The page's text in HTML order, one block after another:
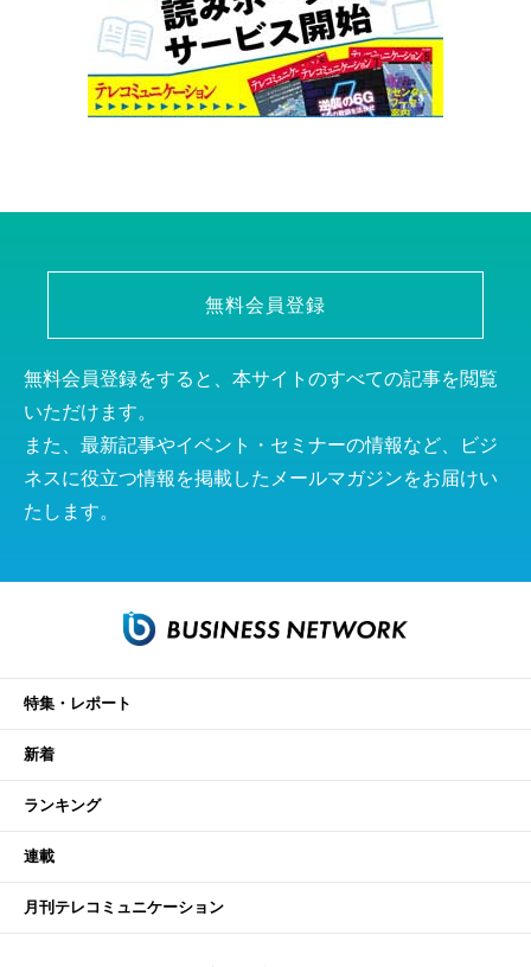
無料会員登録
無料会員登録をすると、本サイトのすべての記事を閲覧
いただけます。
また、最新記事やイベント・セミナーの情報など、ビジ
ネスに役立つ情報を掲載したメールマガジンをお届けい
たします。
特集・レポート
新着
ランキング
連載
月刊テレコミュニケーション